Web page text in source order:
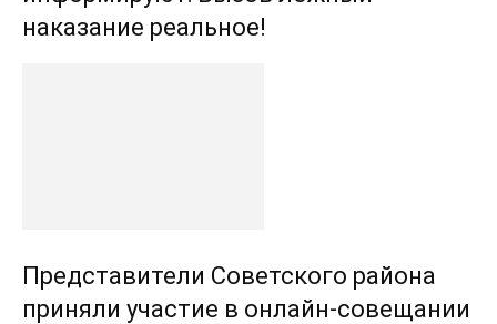
наказание реальное!
Представители Советского района
приняли участие в онлайн-совещании